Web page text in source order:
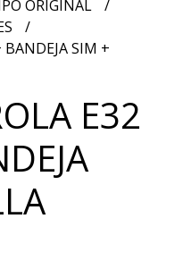
ORIGINAL
SIM +
E32